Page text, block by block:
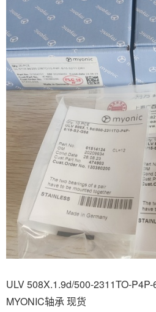
ULV 508X.1.9d/500-2311TO-
MYONIC轴承 现货